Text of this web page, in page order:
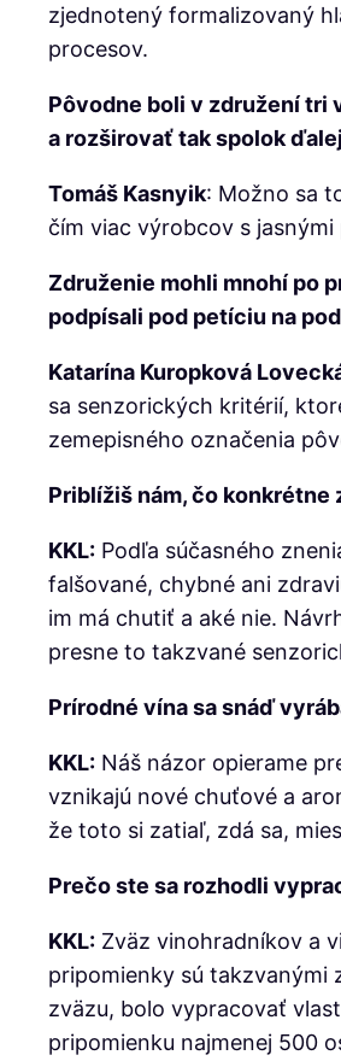
zjednotený formalizovaný
procesov.
Pôvodne boli v združení tri
a rozširovať tak spolok
Tomáš Kasnyik: Možno sa
čím viac výrobcov s
Združenie mohli mnohí po
podpísali pod petíciu na
Katarína Kuropková
sa senzorických kritérií,
zemepisného označenia
Priblížiš nám, čo
KKL: Podľa súčasného
falšované, chybné ani
im má chutiť a aké nie.
presne to takzvané
Prírodné vína sa snáď
KKL: Náš názor opierame
vznikajú nové chuťové a
že toto si zatiaľ, zdá sa,
Prečo ste sa rozhodli
KKL: Zväz vinohradníkov a
pripomienky sú takzvanými
zväzu, bolo vypracovať
pripomienku najmenej 500